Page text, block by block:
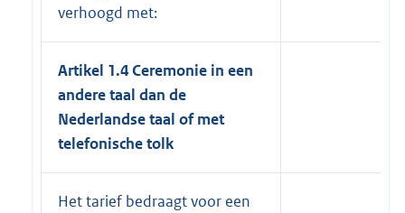
verhoogd met:
Artikel 1.4Ceremonie in een
andere taal dan de
Nederlandse taal of met
telefonische tolk
Het tarief bedraagt voor een